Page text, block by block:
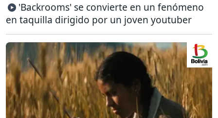
'Backrooms' se convierte en un fenómeno
en taquilla dirigido por un joven youtuber